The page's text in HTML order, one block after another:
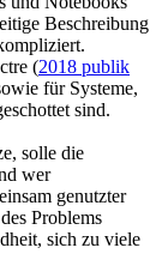
Beschreibung
(2018 publik
für Systeme,
sind.
solle die
wer
genutzter
Problems
sich zu viele